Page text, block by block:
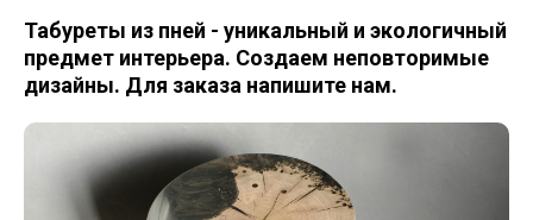
Табуреты из пней - уникальный и экологичный
предмет интерьера. Создаем неповторимые
дизайны. Для заказа напишите нам.